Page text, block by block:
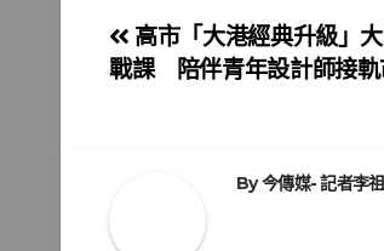
文
章
高市「大港經典升級」
戰課 陪伴青年設計師接軌
By今傳媒- 記者李